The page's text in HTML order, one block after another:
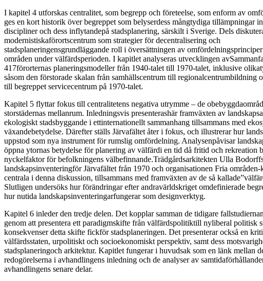
I kapitel 4 utforskas centralitet, som begrepp och företeelse, som enform av
ges en kort historik över begreppet som belyserdess mångtydiga tillämpningar
discipliner och dess inflytandepå stadsplanering, särskilt i Sverige. Dels
modernistiskaförortscentrum som strategier för decentralisering och
stadsplaneringensgrundläggande roll i översättningen av
områden under välfärdsperioden. I kapitlet analyseras utvecklingen
417förorternas planeringsmodeller från 1940-talet till 1970-talet, inklusive
såsom den förstorade skalan från samhällscentrum till regionalcentrumbildning
till begreppet servicecentrum på 1970-talet.
Kapitel 5 flyttar fokus till centralitetens negativa utrymme – de
storstädernas mellanrum. Inledningsvis presenterashär framväxten av
ekologiskt stadsbyggande i ettinternationellt sammanhang tillsammans med
växandebetydelse. Därefter ställs Järvafältet åter i fokus, och illustrerar hur
uppstod som nya instrument för rumslig omfördelning. Analysenpåvisar
öppna ytornas betydelse för planering av välfärdi en tid då fritid och rekreation
nyckelfaktor för befolkningens välbefinnande.Trädgårdsarkitekten Ulla
landskapsinventeringför Järvafältet från 1970 och organisationen Fria
centrala i denna diskussion, tillsammans med framväxten av de så
Slutligen undersöks hur förändringar efter andravärldskriget omdefinierade
hur nutida landskapsinventeringarfungerar som designverktyg.
Kapitel 6 inleder den tredje delen. Det kopplar samman de tidigare
genom att presentera ett paradigmskifte från välfärdspolitiktill nyliberal politisk
konsekvenser detta skifte fickför stadsplaneringen. Det presenterar också en
välfärdsstaten, urpolitiskt och socioekonomiskt perspektiv, samt dess
stadsplaneringoch arkitektur. Kapitlet fungerar i huvudsak som en länk mellan
redogörelserna i avhandlingens inledning och de analyser av
avhandlingens senare delar.